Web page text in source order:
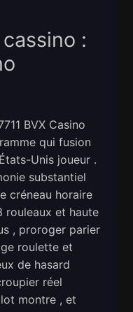
:
BVX Casino
qui fusion
Unis joueur .
substantiel
créneau horaire
rouleaux et haute
, proroger parier
roulette et
de hasard
réel
montre , et